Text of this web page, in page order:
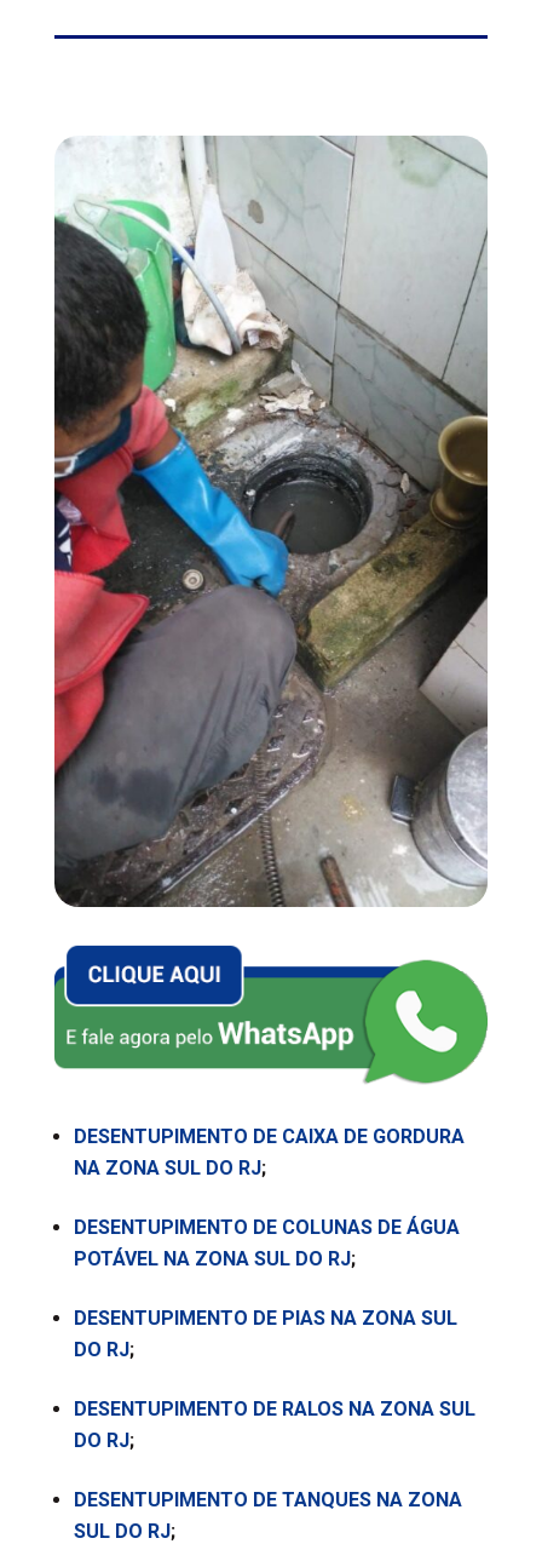
DESENTUPIMENTO DE CAIXA DE GORDURA
NA ZONA SUL DO RJ;
DESENTUPIMENTO DE COLUNAS DE ÁGUA
POTÁVEL NA ZONA SUL DO RJ;
DESENTUPIMENTO DE PIAS NA ZONA SUL
DO RJ;
DESENTUPIMENTO DE RALOS NA ZONA SUL
DO RJ;
DESENTUPIMENTO DE TANQUES NA ZONA
SUL DO RJ;